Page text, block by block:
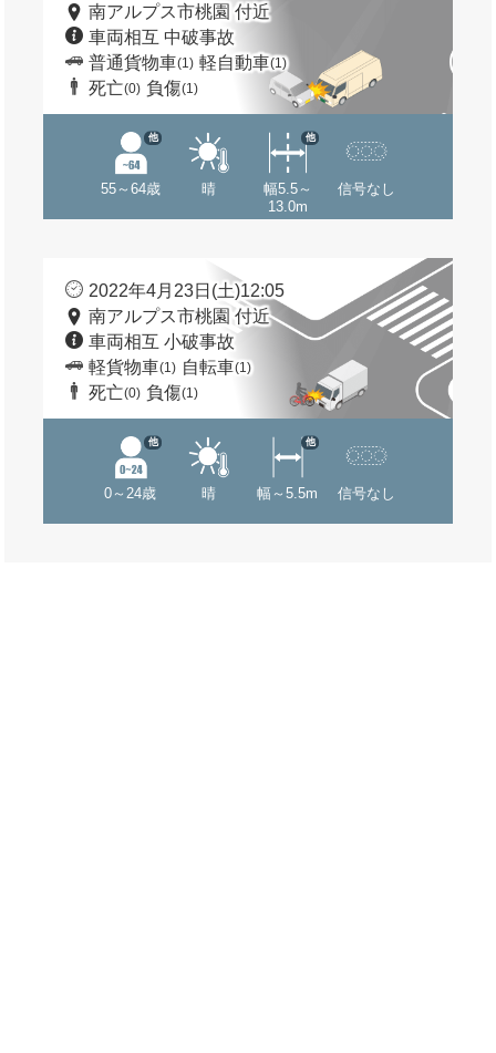
南アルプス市桃園 付近
車両相互 中破事故
普通貨物車(1) 軽自動車(1)
死亡(0) 負傷(1)
55～64歳
他
晴
幅5.5～
13.0m
他
信号なし
2022年4月23日(土)12:05
南アルプス市桃園 付近
車両相互 小破事故
軽貨物車(1) 自転車(1)
死亡(0) 負傷(1)
0～24歳
他
晴 幅～5.5m
他
信号なし